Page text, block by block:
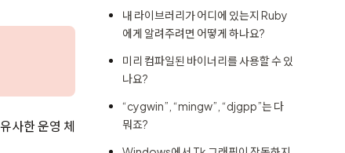
사한 운영 체
내 라이브러리가 어디에 있는지 Ruby
에게 알려주려면 어떻게 하나요?
미리 컴파일된 바이너리를 사용할 수 있
나요?
“cygwin”, “mingw”, “djgpp”는 다
뭐죠?